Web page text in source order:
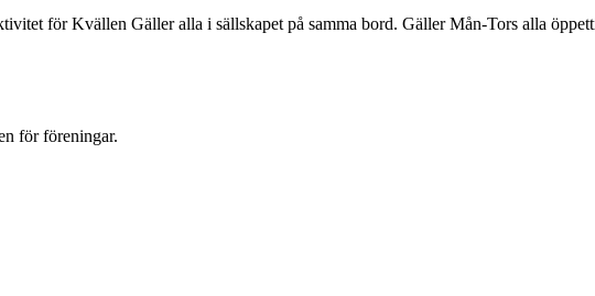
för Kvällen Gäller alla i sällskapet på samma bord. Gäller Mån-Tors alla
för föreningar.